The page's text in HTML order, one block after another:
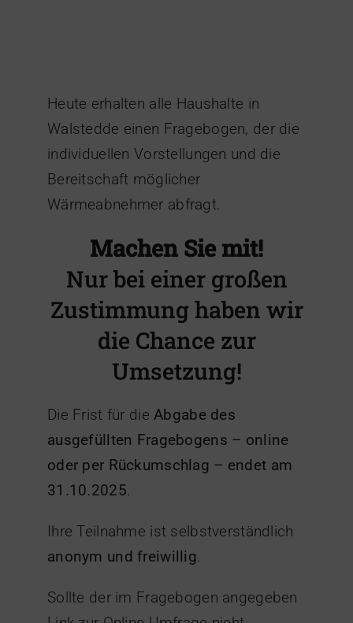
Heute erhalten alle Haushalte in
Walstedde einen Fragebogen, der die
individuellen Vorstellungen und die
Bereitschaft möglicher
Wärmeabnehmer abfragt.
Machen Sie mit!
Nur bei einer großen
Zustimmung haben wir
die Chance zur
Umsetzung!
Die Frist für dieAbgabe des
ausgefüllten Fragebogens – online
oder per Rückumschlag – endet am
31.10.2025.
Ihre Teilnahme ist selbstverständlich
anonym und freiwillig.
Sollte der im Fragebogen angegeben